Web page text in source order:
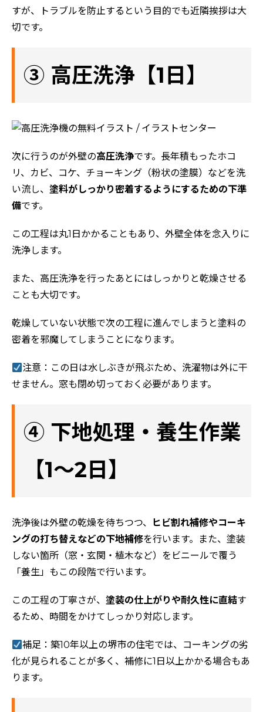
評判の声
すが、トラブルを防止するという目的でも近隣挨拶は大
切です。
③ 高圧洗浄【1日】
次に行うのが外壁の高圧洗浄です。長年積もったホコ
リ、カビ、コケ、チョーキング（粉状の塗膜）などを洗
い流し、 塗料がしっかり密着するようにするための下準
備です。
この工程は丸1日かかることもあり、外壁全体を念入りに
洗浄します。
また、高圧洗浄を行ったあとにはしっかりと乾燥させる
ことも大切です。
乾燥していない状態で次の工程に進んでしまうと塗料の
密着を邪魔してしまうことになります。
注意：この日は水しぶきが飛ぶため、洗濯物は外に干
せません。窓も閉め切っておく必要があります。
④ 下地処理・養生作業
【1～2日】
洗浄後は外壁の乾燥を待ちつつ、
ヒビ割れ補修やコーキ
ングの打ち替えなどの下地補修を行います。また、塗装
しない箇所（窓・玄関・植木など）をビニールで覆う
「養生」もこの段階で行います。
この工程の丁寧さが、 塗装の仕上がりや耐久性に直結す
るため、時間をかけてしっかり対応します。
補足：築10年以上の堺市の住宅では、コーキングの劣
化が見られることが多く、補修に1日以上かかる場合もあ
ります。